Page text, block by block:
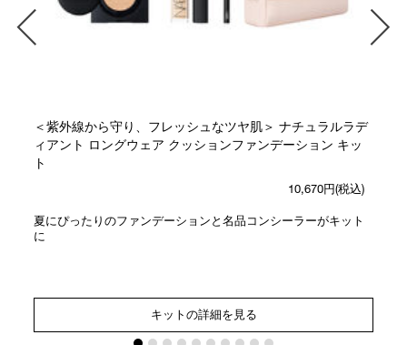
＜紫外線から守り、フレッシュなツヤ肌＞ ナチュラルラデ
ィアント ロングウェア クッションファンデーション キッ
ト
10,670円(税込)
夏にぴったりのファンデーションと名品コンシーラーがキット
に
キットの詳細を見る